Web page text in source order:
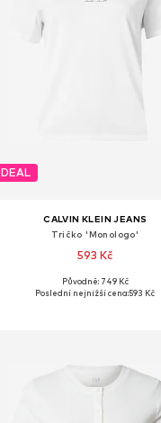
DEAL
CALVIN KLEIN JEANS
Tričko 'Monologo'
593 Kč
Dostupné v mnoha velikostech
Původně: 749 Kč
Poslední nejnižší cena:593 Kč